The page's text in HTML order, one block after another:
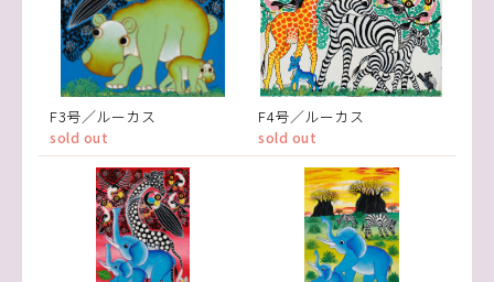
F3号／ルーカス
sold out
F4号／ルーカス
sold out